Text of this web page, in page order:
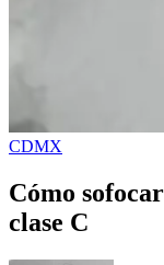
CDMX
Cómo
clase C